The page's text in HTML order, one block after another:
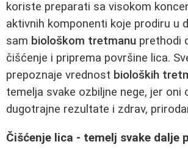
koriste preparati sa visokom
aktivnih komponenti koje prodiru u
sam biološkom tretmanu prethodi
čišćenje i priprema površine lica.
prepoznaje vrednost bioloških
temelja svake ozbiljne nege, jer oni
dugotrajne rezultate i zdrav,
Čišćenje lica - temelj svake dalje